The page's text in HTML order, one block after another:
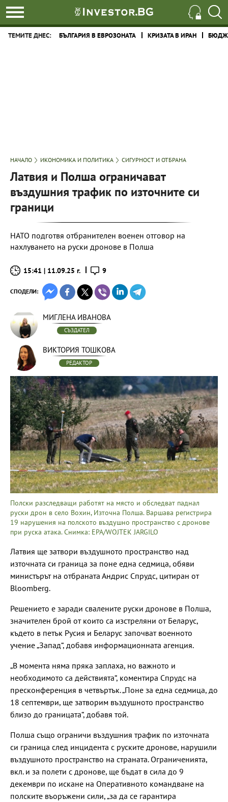
ТЕМИТЕ ДНЕС: БЪЛГАРИЯ В ЕВРОЗОНАТА КРИЗАТА В ИРАН
НАЧАЛО ИКОНОМИКА И ПОЛИТИКА СИГУРНОСТ И ОТБРАНА
Латвия и Полша ограничават
въздушния трафик по източните си
граници
НАТО подготвя отбранителен военен отговор на
нахлуването на руски дронове в Полша
15:41 | 11.09.25 г. 9
СПОДЕЛИ:
МИГЛЕНА ИВАНОВА
СЪЗДАТЕЛ
ВИКТОРИЯ ТОШКОВА
РЕДАКТОР
Полски разследващи работят на място и обследват паднал
руски дрон в село Вохин, Източна Полша. Варшава регистрира
19 нарушения на полското въздушно пространство с дронове
при руска атака. Снимка: EPA/WOJTEK JARGILO
Латвия ще затвори въздушното пространство над
източната си граница за поне една седмица, обяви
министърът на отбраната Андрис Спрудс, цитиран от
Bloomberg.
Решението е заради свалените руски дронове в Полша,
значителен брой от които са изстреляни от Беларус,
където в петък Русия и Беларус започват военното
учение „Запад“, добавя информационната агенция.
„В момента няма пряка заплаха, но важното и
необходимото са действията“, коментира Спрудс на
пресконференция в четвъртък. „Поне за една седмица, до
18 септември, ще затворим въздушното пространство
близо до границата“, добавя той.
Полша също ограничи въздушния трафик по източната
си граница след инцидента с руските дронове, нарушили
въздушното пространство на страната. Ограниченията,
вкл. и за полети с дронове, ще бъдат в сила до 9
декември по искане на Оперативното командване на
полските въоръжени сили, „за да се гарантира